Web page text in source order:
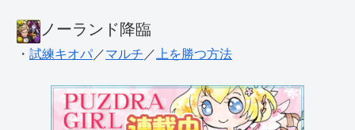
ノーランド降臨
・ 試練キオパ ／マルチ ／ 上を勝つ方法